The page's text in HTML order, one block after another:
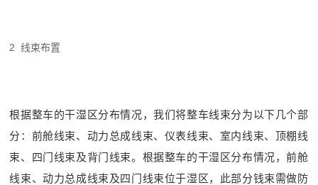
2 线束布置
根据整车的干湿区分布情况，我们将整车线束分为以下几个部
分：前舱线束、动力总成线束、仪表线束、室内线束、顶棚线
束、四门线束及背门线束。根据整车的干湿区分布情况，前舱
线束、动力总成线束及四门线束位于湿区，此部分钱束需做防